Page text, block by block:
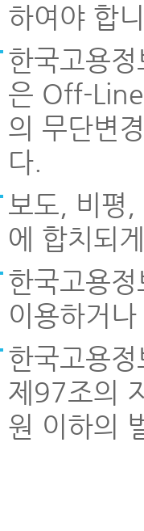
하여야 합
한국고용
은 Off-
의 무단변
다.
보도, 비평,
에 합치되
한국고용
이용하거
한국고용
제97조의
원 이하의